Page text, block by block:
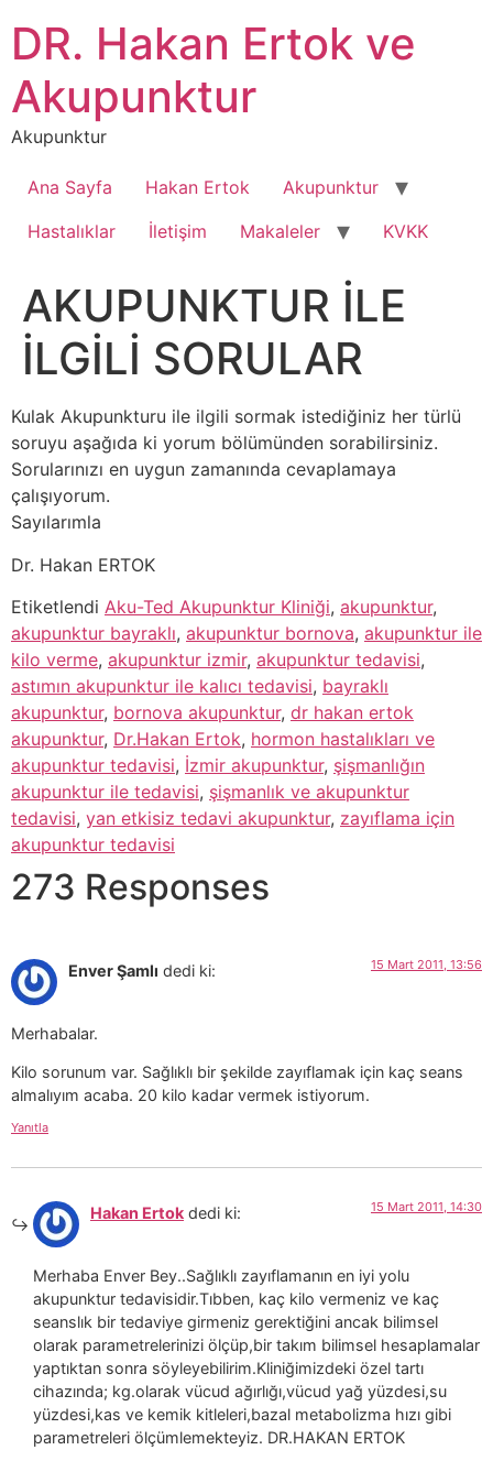
atlaDR. Hakan Ertok ve
Akupunktur
Akupunktur
Ana Sayfa Hakan Ertok
Akupunktur
Hastalıklar
İletişim Makaleler KVKK
AKUPUNKTUR İLE
İLGİLİ SORULAR
Kulak Akupunkturu ile ilgili sormak istediğiniz her türlü
soruyu aşağıda ki yorum bölümünden sorabilirsiniz.
Sorularınızı en uygun zamanında cevaplamaya
çalışıyorum.
Sayılarımla
Dr. Hakan ERTOK
Etiketlendi Aku-Ted Akupunktur Kliniği, akupunktur,
akupunktur bayraklı, akupunktur bornova, akupunktur ile
kilo verme, akupunktur izmir, akupunktur tedavisi,
astımın akupunktur ile kalıcı tedavisi, bayraklı
akupunktur, bornova akupunktur, dr hakan ertok
akupunktur, Dr.Hakan Ertok, hormon hastalıkları ve
akupunktur tedavisi, İzmir akupunktur, şişmanlığın
akupunktur ile tedavisi, şişmanlık ve akupunktur
tedavisi, yan etkisiz tedavi akupunktur, zayıflama için
akupunktur tedavisi
273 Responses
Enver Şamlı dedi ki: 15 Mart 2011, 13:56
Merhabalar.
Kilo sorunum var. Sağlıklı bir şekilde zayıflamak için kaç seans
almalıyım acaba. 20 kilo kadar vermek istiyorum.
Yanıtla
Hakan Ertok dedi ki: 15 Mart 2011, 14:30
Merhaba Enver Bey..Sağlıklı zayıflamanın en iyi yolu
akupunktur tedavisidir.Tıbben, kaç kilo vermeniz ve kaç
seanslık bir tedaviye girmeniz gerektiğini ancak bilimsel
olarak parametrelerinizi ölçüp,bir takım bilimsel hesaplamalar
yaptıktan sonra söyleyebilirim.Kliniğimizdeki özel tartı
cihazında; kg.olarak vücud ağırlığı,vücud yağ yüzdesi,su
yüzdesi,kas ve kemik kitleleri,bazal metabolizma hızı gibi
parametreleri ölçümlemekteyiz. DR.HAKAN ERTOK